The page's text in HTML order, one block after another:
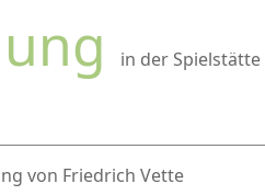
in der Spielstätte
von Friedrich Vette